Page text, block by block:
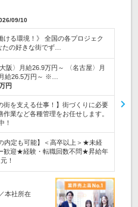
09/10
ける環境！》 全国の各プロジェク
の好きな街でず…
阪〉月給26.9万円～ 〈名古屋〉月
給26.5万円～ ※…
円
街を支える仕事！】街づくりに必要
業など各種管理をお任せします。
！
内定も可能】＜高卒以上＞★未経
歓迎★経験・転職回数不問★昇給年
！
本社所在